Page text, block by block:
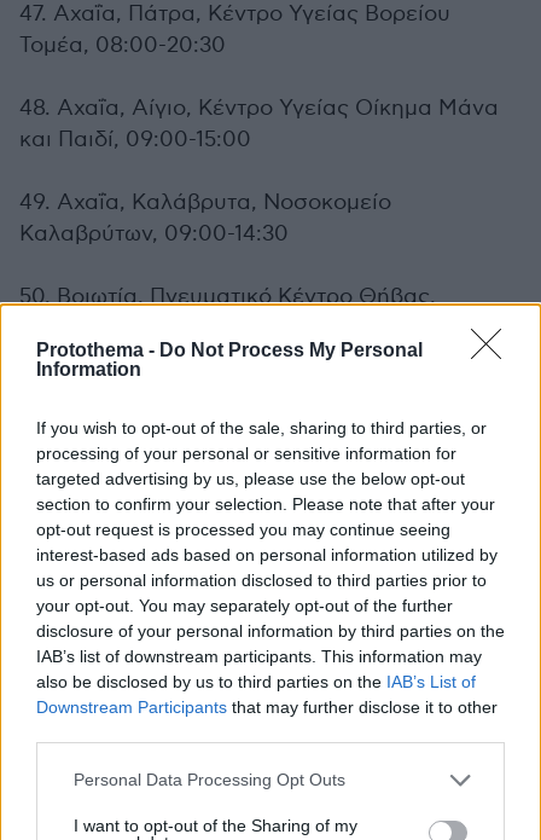
Protothema - Do Not Process My Personal
Information
If you wish to opt-out of the sale, sharing to third parties, or
processing of your personal or sensitive information for
targeted advertising by us, please use the below opt-out
section to confirm your selection. Please note that after your
opt-out request is processed you may continue seeing
interest-based ads based on personal information utilized by
us or personal information disclosed to third parties prior to
your opt-out. You may separately opt-out of the further
disclosure of your personal information by third parties on the
IAB’s list of downstream participants. This information may
also be disclosed by us to third parties on the IAB’s List of
Downstream Participants that may further disclose it to other
Please note that this website/app uses one or more Google
not limited to your visit or usage behaviour. You may click to
Personal Data Processing Opt Outs
I want to opt-out of the Sharing of my
47. Αχαΐα, Πάτρα, Κέντρο Υγείας Βορείου
Τομέα, 08:00-20:30
48. Αχαΐα, Αίγιο, Κέντρο Υγείας Οίκημα Μάνα
και Παιδί, 09:00-15:00
49. Αχαΐα, Καλάβρυτα, Νοσοκομείο
Καλαβρύτων, 09:00-14:30
50. Βοιωτία, Πνευματικό Κέντρο Θήβας,
Καραγιαννοπούλου 1, 08:30-13:45
52. Γρεβενά, Εξεταστήριο Θ. Ζιάκα 23, 08:30-
15:00
53. Δράμα, Πρώην Δημαρχείο, Έναντι Πλατεία
Ελευθερίας, 08:00 - 14:30
54. Δράμα, Προσοτσάνη, Κοινότητα
Προσοτσάνης, 09:00-13:00
55. Έβρος, Φουαγιέ Δημοτικό Θέατρο